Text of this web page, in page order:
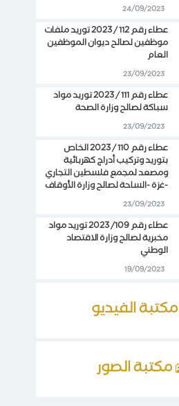
24/09/2023
عطاء رقم 112 / 2023 توريد ملفات
موظفين لصالح ديوان الموظفين
العام
23/09/2023
عطاء رقم 111 / 2023 توريد مواد
سباكة لصالح وزارة الصحة
23/09/2023
عطاء رقم 110 / 2023 الخاص
بتوريد وتركيب أدراج كهربائية
ومصعد لمجمع فلسطين التجاري
-غزة -الساحة لصالح وزارة الأوقاف
23/09/2023
عطاء رقم 109/ 2023 توريد مواد
مخبرية لصالح وزارة الاقتصاد
الوطني
19/09/2023
مكتبة الفيديو
مكتبة الصور